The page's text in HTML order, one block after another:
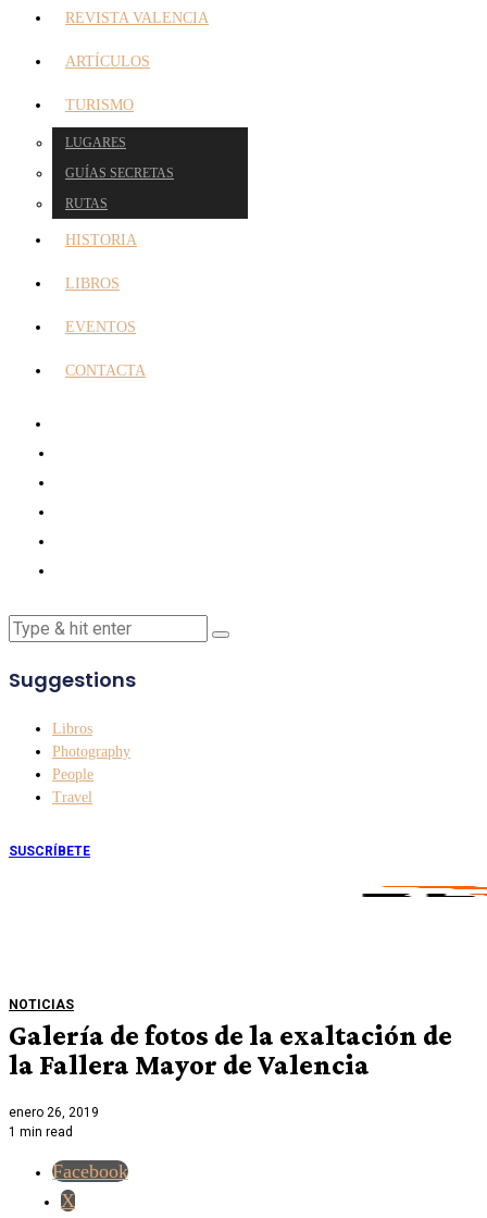
REVISTA VALENCIA
ARTÍCULOS
TURISMO
LUGARES
GUÍAS SECRETAS
RUTAS
HISTORIA
LIBROS
EVENTOS
CONTACTA
Suggestions
Libros
Photography
People
Travel
SUSCRÍBETE
NOTICIAS
Galería de fotos de la exaltación de
la Fallera Mayor de Valencia
enero 26, 2019
1 min read
Facebook
X